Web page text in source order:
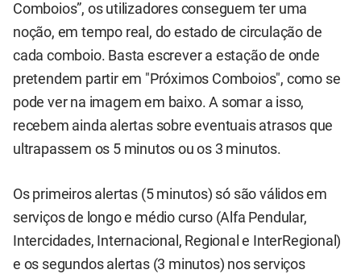
Comboios”, os utilizadores conseguem ter uma
noção, em tempo real, do estado de circulação de
cada comboio. Basta escrever a estação de onde
pretendem partir em "Próximos Comboios", como se
pode ver na imagem em baixo. A somar a isso,
recebem ainda alertas sobre eventuais atrasos que
ultrapassem os 5 minutos ou os 3 minutos.
Os primeiros alertas (5 minutos) só são válidos em
serviços de longo e médio curso (Alfa Pendular,
Intercidades, Internacional, Regional e InterRegional)
e os segundos alertas (3 minutos) nos serviços